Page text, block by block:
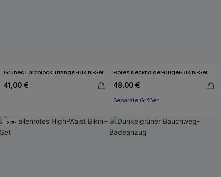
Grünes Farbblock Triangel-Bikini-Set
41,00 €
Rotes Neckholder-Bügel-Bikini-Set
48,00 €
Separate Größen
-20%